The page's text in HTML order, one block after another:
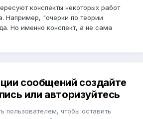
конспекты некоторых работ
Например, "очерки по теории
Но именно конспект, а не сама
сообщений создайте
или авторизуйтесь
пользователем, чтобы оставить